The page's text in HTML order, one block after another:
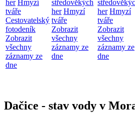
her Hmyzí
tváře
Cestovatelský
fotodeník
Zobrazit
všechny
záznamy ze
dne
středověkých
her Hmyzí
tváře
Zobrazit
všechny
záznamy ze
dne
her Hmyzí
tváře
Zobrazit
všechny
záznamy ze
dne
Dačice - stav vody v